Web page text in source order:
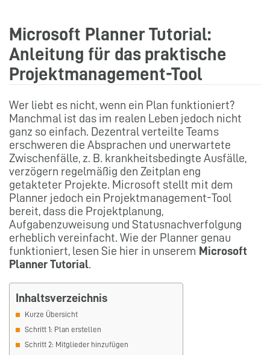
Microsoft Planner Tutorial:
Anleitung für das praktische
Projektmanagement-Tool
Wer liebt es nicht, wenn ein Plan funktioniert?
Manchmal ist das im realen Leben jedoch nicht
ganz so einfach. Dezentral verteilte Teams
erschweren die Absprachen und unerwartete
Zwischenfälle, z. B. krankheitsbedingte Ausfälle,
verzögern regelmäßig den Zeitplan eng
getakteter Projekte. Microsoft stellt mit dem
Planner jedoch ein Projektmanagement-Tool
bereit, dass die Projektplanung,
Aufgabenzuweisung und Statusnachverfolgung
erheblich vereinfacht. Wie der Planner genau
funktioniert, lesen Sie hier in unserem Microsoft
Planner Tutorial.
Inhaltsverzeichnis
Kurze Übersicht
Schritt 1: Plan erstellen
Schritt 2: Mitglieder hinzufügen